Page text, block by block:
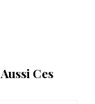
Ces